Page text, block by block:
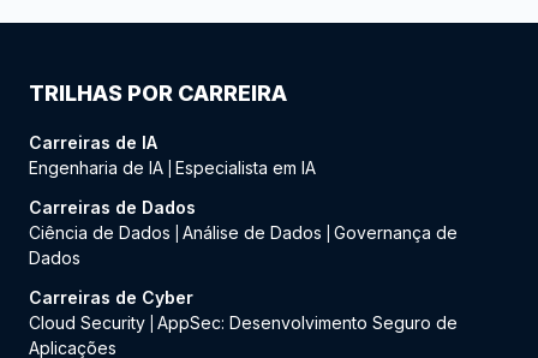
TRILHAS POR CARREIRA
Carreiras de IA
Engenharia de IA Especialista em IA
Carreiras de Dados
Ciência de Dados
Análise de Dados
Governança de
Dados
Carreiras de Cyber
Cloud Security AppSec: Desenvolvimento Seguro de
Aplicações